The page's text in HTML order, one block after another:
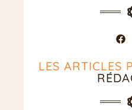
LES ARTICLES